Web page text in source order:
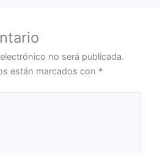
no será publicada.
están marcados con *